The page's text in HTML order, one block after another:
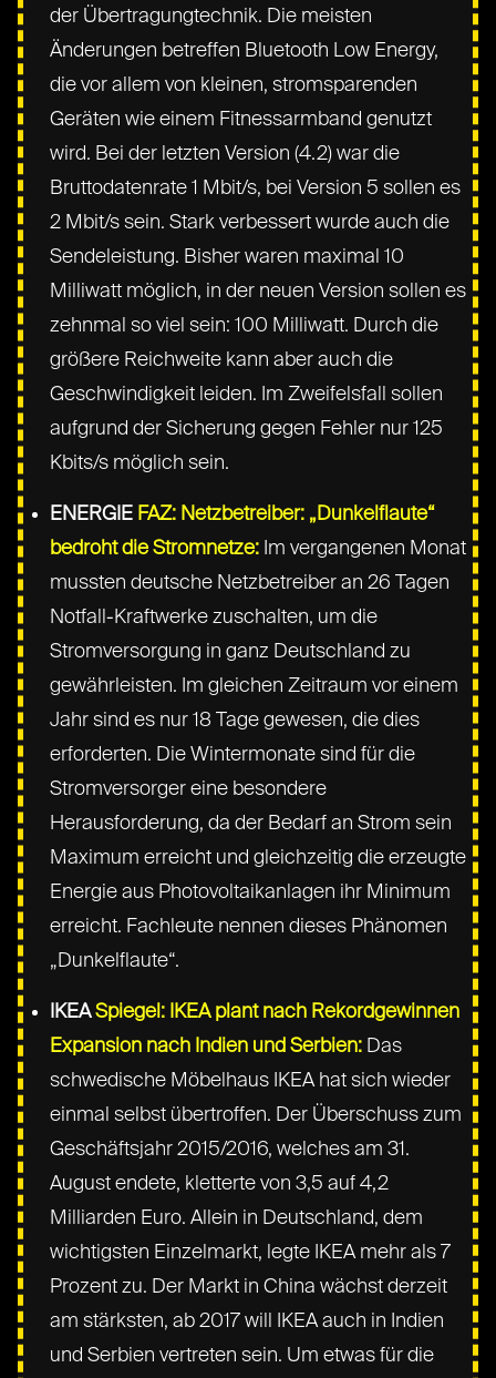
der Übertragungtechnik. Die meisten
Änderungen betreffen Bluetooth Low Energy,
die vor allem von kleinen, stromsparenden
Geräten wie einem Fitnessarmband genutzt
wird. Bei der letzten Version (4.2) war die
Bruttodatenrate 1 Mbit/s, bei Version 5 sollen es
2 Mbit/s sein. Stark verbessert wurde auch die
Sendeleistung. Bisher waren maximal 10
Milliwatt möglich, in der neuen Version sollen es
zehnmal so viel sein: 100 Milliwatt. Durch die
größere Reichweite kann aber auch die
Geschwindigkeit leiden. Im Zweifelsfall sollen
aufgrund der Sicherung gegen Fehler nur 125
Kbits/s möglich sein.
ENERGIE FAZ: Netzbetreiber: „Dunkelflaute“
bedroht die Stromnetze: Im vergangenen Monat
mussten deutsche Netzbetreiber an 26 Tagen
Notfall-Kraftwerke zuschalten, um die
Stromversorgung in ganz Deutschland zu
gewährleisten. Im gleichen Zeitraum vor einem
Jahr sind es nur 18 Tage gewesen, die dies
erforderten. Die Wintermonate sind für die
Stromversorger eine besondere
Herausforderung, da der Bedarf an Strom sein
Maximum erreicht und gleichzeitig die erzeugte
Energie aus Photovoltaikanlagen ihr Minimum
erreicht. Fachleute nennen dieses Phänomen
„Dunkelflaute“.
IKEASpiegel: IKEA plant nach Rekordgewinnen
Expansion nach Indien und Serbien: Das
schwedische Möbelhaus IKEA hat sich wieder
einmal selbst übertroffen. Der Überschuss zum
Geschäftsjahr 2015/2016, welches am 31.
August endete, kletterte von 3,5 auf 4,2
Milliarden Euro. Allein in Deutschland, dem
wichtigsten Einzelmarkt, legte IKEA mehr als 7
Prozent zu. Der Markt in China wächst derzeit
am stärksten, ab 2017 will IKEA auch in Indien
und Serbien vertreten sein. Um etwas für die